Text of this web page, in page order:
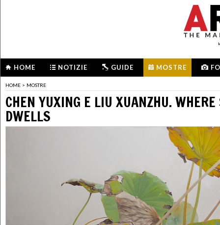
HOME NOTIZIE GUIDE MOSTRE
HOME > MOSTRE
CHEN YUXING E LIU XUANZHU.
DWELLS